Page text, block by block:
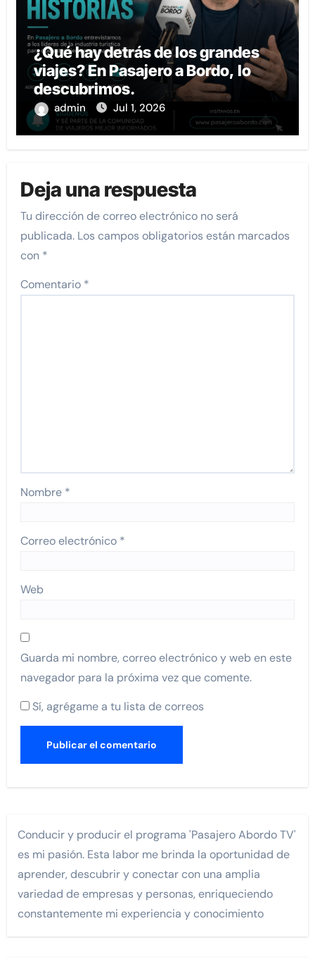
¿Qué hay detrás de los grandes
viajes? En Pasajero a Bordo, lo
descubrimos.
admin Jul 1, 2026
Deja una respuesta
Tu dirección de correo electrónico no será
publicada. Los campos obligatorios están marcados
con *
Comentario *
Nombre *
Correo electrónico *
Web
Guarda mi nombre, correo electrónico y web en este
navegador para la próxima vez que comente.
Sí, agrégame a tu lista de correos
Conducir y producir el programa 'Pasajero Abordo TV'
es mi pasión. Esta labor me brinda la oportunidad de
aprender, descubrir y conectar con una amplia
variedad de empresas y personas, enriqueciendo
constantemente mi experiencia y conocimiento